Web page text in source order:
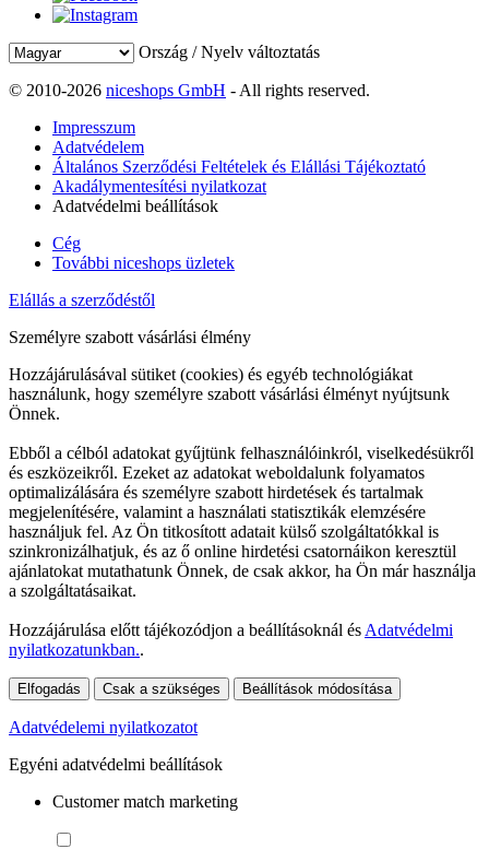
Ország / Nyelv változtatás
© 2010-2026 niceshops GmbH - All rights reserved.
Impresszum
Adatvédelem
Általános Szerződési Feltételek és Elállási Tájékoztató
Akadálymentesítési nyilatkozat
Adatvédelmi beállítások
Cég
További niceshops üzletek
Elállás a szerződéstől
Személyre szabott vásárlási élmény
Hozzájárulásával sütiket (cookies) és egyéb technológiákat
használunk, hogy személyre szabott vásárlási élményt nyújtsunk
Önnek.
Ebből a célból adatokat gyűjtünk felhasználóinkról, viselkedésükről
és eszközeikről. Ezeket az adatokat weboldalunk folyamatos
optimalizálására és személyre szabott hirdetések és tartalmak
megjelenítésére, valamint a használati statisztikák elemzésére
használjuk fel. Az Ön titkosított adatait külső szolgáltatókkal is
szinkronizálhatjuk, és az ő online hirdetési csatornáikon keresztül
ajánlatokat mutathatunk Önnek, de csak akkor, ha Ön már használja
a szolgáltatásaikat.
Hozzájárulása előtt tájékozódjon a beállításoknál és Adatvédelmi
nyilatkozatunkban..
Elfogadás Csak a szükséges Beállítások módosítása
Adatvédelemi nyilatkozatot
Egyéni adatvédelmi beállítások
Customer match marketing